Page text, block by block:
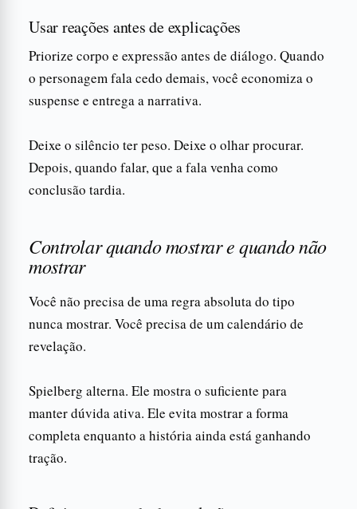
Usar reações antes de explicações
Priorize corpo e expressão antes de diálogo. Quando
o personagem fala cedo demais, você economiza o
suspense e entrega a narrativa.
Deixe o silêncio ter peso. Deixe o olhar procurar.
Depois, quando falar, que a fala venha como
conclusão tardia.
Controlar quando mostrar e quando não
mostrar
Você não precisa de uma regra absoluta do tipo
nunca mostrar. Você precisa de um calendário de
revelação.
Spielberg alterna. Ele mostra o suficiente para
manter dúvida ativa. Ele evita mostrar a forma
completa enquanto a história ainda está ganhando
tração.